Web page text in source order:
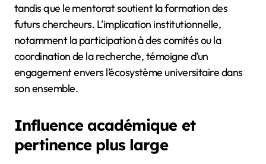
tandis que le mentorat soutient la formation des
futurs chercheurs. L’implication institutionnelle,
notamment la participation à des comités ou la
coordination de la recherche, témoigne d’un
engagement envers l’écosystème universitaire dans
son ensemble.
Influence académique et
pertinence plus large